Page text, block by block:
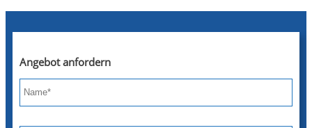
Angebot anfordern